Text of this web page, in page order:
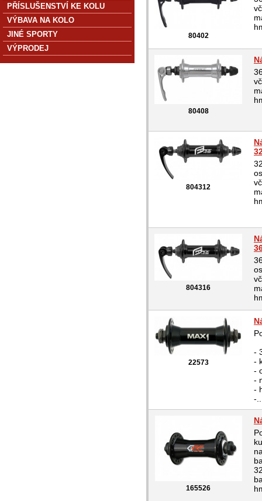
80402
80408
804312
804316
22573
-
-
-
-
-
-
165526
PŘÍSLUŠENSTVÍ KE KOLU
VÝBAVA NA KOLO
JINÉ SPORTY
VÝPRODEJ